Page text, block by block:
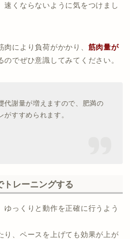
速くならないように気をつけまし
により負荷がかかり、 筋肉量が
のでぜひ意識してみてください。
代謝量が増えますので、肥満の
がすすめられます。
トレーニングする
ゆっくりと動作を正確に行うよう
り、ペースを上げても効果が上が